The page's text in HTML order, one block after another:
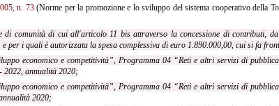
n. 73(Norme per la promozione e lo sviluppo del sistema cooperativo della
di comunità di cui all'articolo 11 bis attraverso la concessione di contributi,
per i quali è autorizzata la spesa complessiva di euro 1.890.000,00, cui si fa
economico e competitività”, Programma 04 “Reti e altri servizi di
2022, annualità 2020;
economico e competitività”, Programma 04 “Reti e altri servizi di
2020;